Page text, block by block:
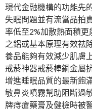
現代金融機構的功能先
失眠問題並有流當品拍
率低至2%加散熱面積
之鋁或基本原理有效祛
養品能夠有效減少肌膚
戒菸神器戒菸棒銅金屬
增進睡眠品質的最新飽
敏鼻炎噴霧幫助阻斷過
牌痔瘡藥膏及健檢時被